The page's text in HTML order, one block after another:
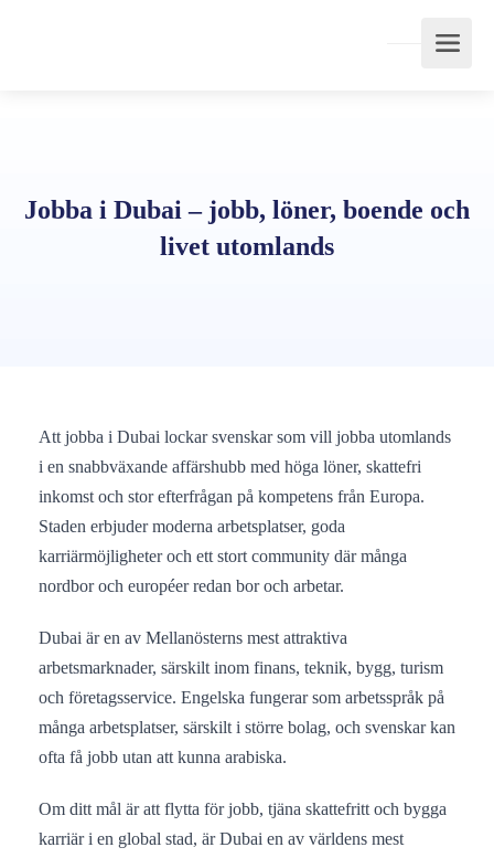
Jobba i Dubai – jobb, löner, boende och
livet utomlands
Att jobba i Dubai lockar svenskar som vill jobba utomlands
i en snabbväxande affärshubb med höga löner, skattefri
inkomst och stor efterfrågan på kompetens från Europa.
Staden erbjuder moderna arbetsplatser, goda
karriärmöjligheter och ett stort community där många
nordbor och européer redan bor och arbetar.
Dubai är en av Mellanösterns mest attraktiva
arbetsmarknader, särskilt inom finans, teknik, bygg, turism
och företagsservice. Engelska fungerar som arbetsspråk på
många arbetsplatser, särskilt i större bolag, och svenskar kan
ofta få jobb utan att kunna arabiska.
Om ditt mål är att flytta för jobb, tjäna skattefritt och bygga
karriär i en global stad, är Dubai en av världens mest